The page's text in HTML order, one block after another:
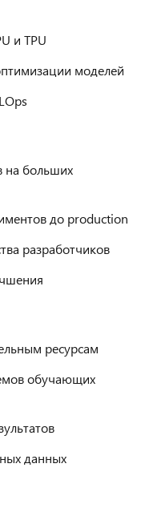
и TPU
моделей
на больших
до production
разработчиков
ресурсам
обучающих
данных